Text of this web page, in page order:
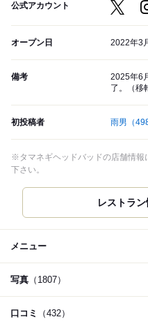
公式アカウント
オープン日 2022年3
備考
2025年6
了。（移
初投稿者 雨男 （
※タマネギヘッドバッドの店舗情報
下さい。
メニュー
写真 （1807）
口コミ （432）